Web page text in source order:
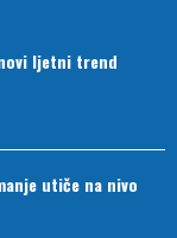
ljetni trend
utiče na nivo